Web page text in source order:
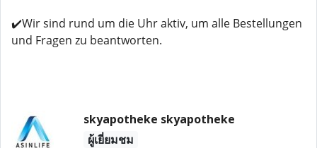
✔️Wir sind rund um die Uhr aktiv, um alle Bestellungen
und Fragen zu beantworten.
skyapotheke skyapotheke
ผู้เยี่ยมชม